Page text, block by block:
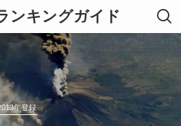
ンキングガイド
年登録